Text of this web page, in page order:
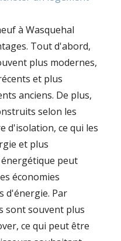
à Wasquehal
Tout d'abord,
plus modernes,
et plus
anciens. De plus,
selon les
d'isolation, ce qui les
et plus
peut
économies
d'énergie. Par
sont souvent plus
ce qui peut être